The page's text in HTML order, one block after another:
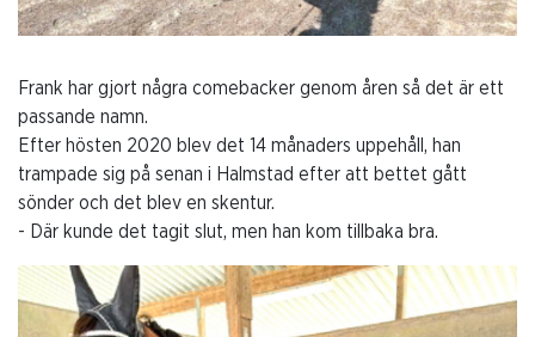
Frank har gjort några comebacker genom åren så det är ett
passande namn.
Efter hösten 2020 blev det 14 månaders uppehåll, han
trampade sig på senan i Halmstad efter att bettet gått
sönder och det blev en skentur.
- Där kunde det tagit slut, men han kom tillbaka bra.